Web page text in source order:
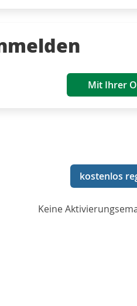
Mit Ihrer
kostenlos
Keine